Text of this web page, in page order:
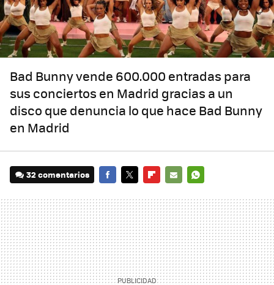
Bad Bunny vende 600.000 entradas para
sus conciertos en Madrid gracias a un
disco que denuncia lo que hace Bad Bunny
en Madrid
32 comentarios
MAIL